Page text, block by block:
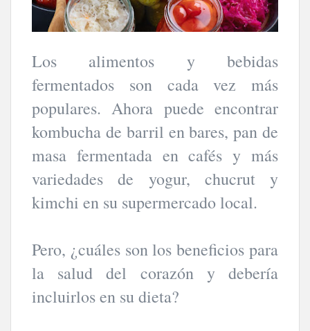
Los alimentos y bebidas
fermentados son cada vez más
populares. Ahora puede encontrar
kombucha de barril en bares, pan de
masa fermentada en cafés y más
variedades de yogur, chucrut y
kimchi en su supermercado local.
Pero, ¿cuáles son los beneficios para
la salud del corazón y debería
incluirlos en su dieta?